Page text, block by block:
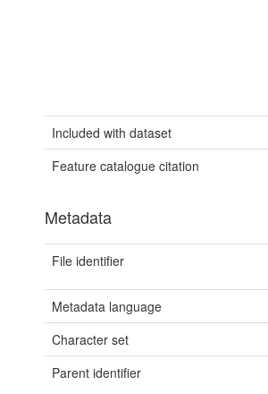
Included with dataset
Feature catalogue citation
Metadata
File identifier
Metadata language
Character set
Parent identifier